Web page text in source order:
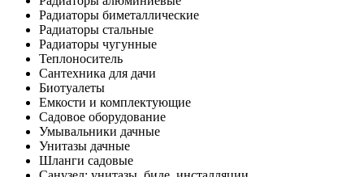
Радиаторы биметаллические
Радиаторы стальные
Радиаторы чугунные
Теплоноситель
Сантехника для дачи
Биотуалеты
Емкости и комплектующие
Садовое оборудование
Умывальники дачные
Унитазы дачные
Шланги садовые